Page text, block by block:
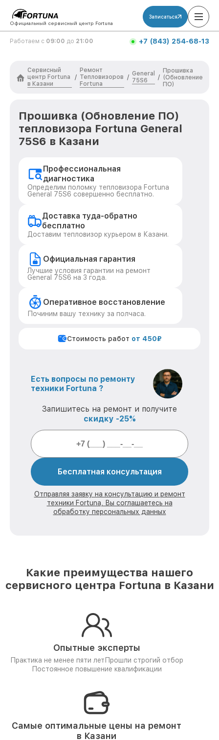
Официальный сервисный центр Fortuna
Записаться
Работаем с 09:00 до 21:00 +7 (843) 254-68-13
Сервисный
центр Fortuna
в Казани
/
Ремонт
Тепловизоров
Fortuna
/
General
75S6
/
Прошивка
(Обновление
ПО)
Прошивка (Обновление ПО)
тепловизора Fortuna General
75S6 в Казани
Профессиональная
диагностика
Определим поломку тепловизора Fortuna
General 75S6 совершенно бесплатно.
Доставка туда-обратно
бесплатно
Доставим тепловизор курьером в Казани.
Официальная гарантия
Лучшие условия гарантии на ремонт
General 75S6 на 3 года.
Оперативное восстановление
Починим вашу технику за полчаса.
Стоимость работ от 450₽
Есть вопросы по ремонту
техники Fortuna ?
Запишитесь на ремонт и получите
скидку -25%
Бесплатная консультация
Отправляя заявку на консультацию и ремонт
техники Fortuna, Вы соглашаетесь на
обработку персональных данных
Какие преимущества нашего
сервисного центра Fortuna в Казани
Опытные эксперты
Практика не менее пяти лет Прошли строгий отбор
Постоянное повышение квалификации
Самые оптимальные цены на ремонт
в Казани